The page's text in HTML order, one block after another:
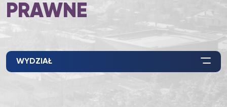
PRAWNE
WYDZIAŁ